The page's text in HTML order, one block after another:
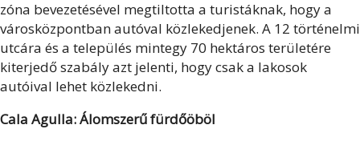
zóna bevezetésével megtiltotta a turistáknak, hogy a
városközpontban autóval közlekedjenek. A 12 történelmi
utcára és a település mintegy 70 hektáros területére
kiterjedő szabály azt jelenti, hogy csak a lakosok
autóival lehet közlekedni.
Cala Agulla: Álomszerű fürdőöböl